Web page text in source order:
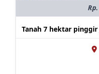
Tanah 7 hektar